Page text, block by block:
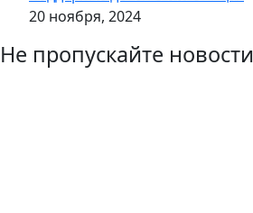
20 ноября, 2024
Не пропускайте новости